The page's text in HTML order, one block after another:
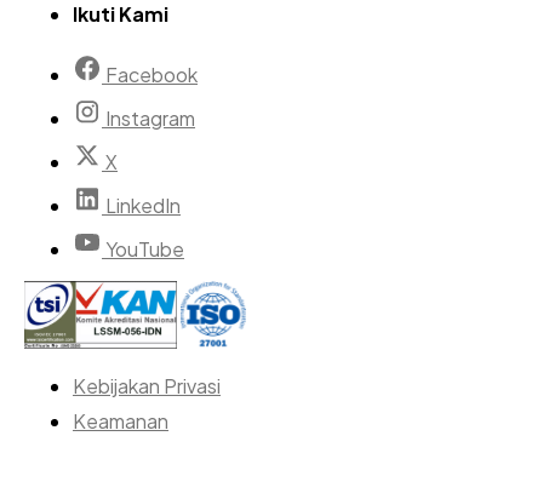
Ikuti Kami
Facebook
Instagram
X
LinkedIn
YouTube
Kebijakan Privasi
Keamanan